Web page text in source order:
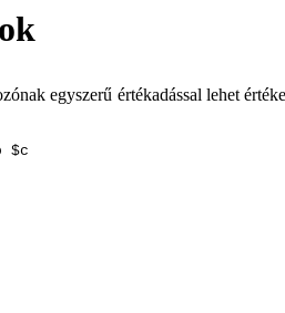
egyszerű értékadással lehet
$c